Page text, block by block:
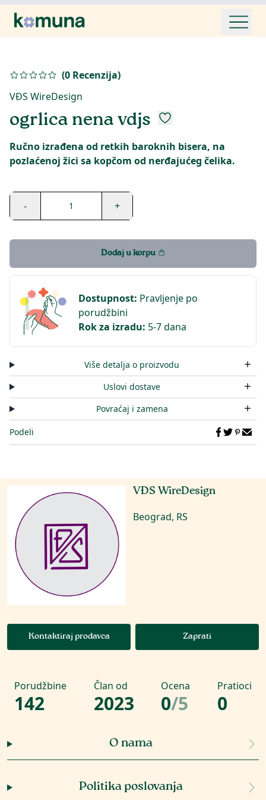
(0 Recenzija)
VĐS WireDesign
ogrlica nena vdjs
Ručno izrađena od retkih baroknih bisera, na
pozlaćenoj žici sa kopčom od nerđajućeg čelika.
- 1 +
Dodaj u korpu
Dostupnost: Pravljenje po
porudžbini
Rok za izradu: 5-7 dana
Više detalja o proizvodu
Uslovi dostave
Povraćaj i zamena
Podeli
VĐS WireDesign
Beograd, RS
Kontaktiraj prodavca Zaprati
Porudžbine
142
Član od
2023
Ocena
0/5
Pratioci
0
O nama
Politika poslovanja